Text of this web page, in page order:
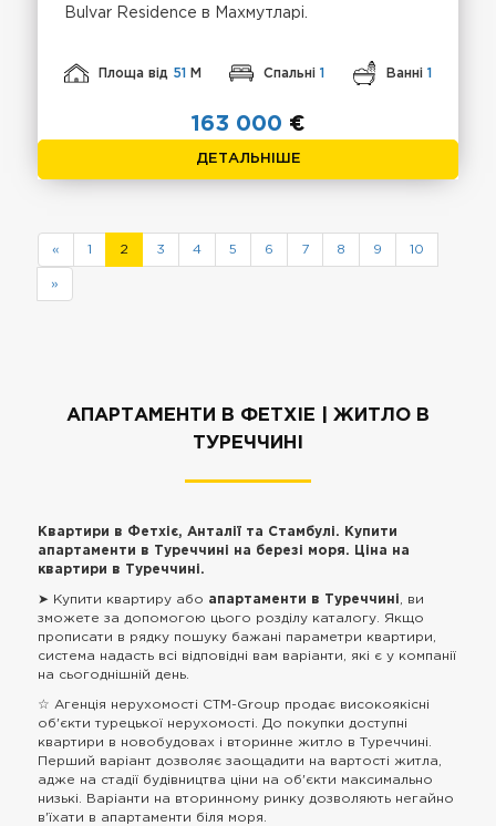
Bulvar Residence в Махмутларі.
Площа від 51 М Спальні 1 Ванні 1
163 000 €
ДЕТАЛЬНІШЕ
« 1 2 3 4 5 6 7 8 9 10
»
АПАРТАМЕНТИ В ФЕТХІЕ | ЖИТЛО В
ТУРЕЧЧИНІ
Квартири в Фетхіє, Анталії та Стамбулі. Купити
апартаменти в Туреччині на березі моря. Ціна на
квартири в Туреччині.
➤ Купити квартиру або апартаменти в Туреччині, ви
зможете за допомогою цього розділу каталогу. Якщо
прописати в рядку пошуку бажані параметри квартири,
система надасть всі відповідні вам варіанти, які є у компанії
на сьогоднішній день.
☆ Агенція нерухомості CTM-Group продає високоякісні
об'єкти турецької нерухомості. До покупки доступні
квартири в новобудовах і вторинне житло в Туреччині.
Перший варіант дозволяє заощадити на вартості житла,
адже на стадії будівництва ціни на об'єкти максимально
низькі. Варіанти на вторинному ринку дозволяють негайно
в'їхати в апартаменти біля моря.